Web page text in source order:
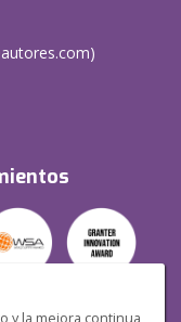
y la mejora continua
)